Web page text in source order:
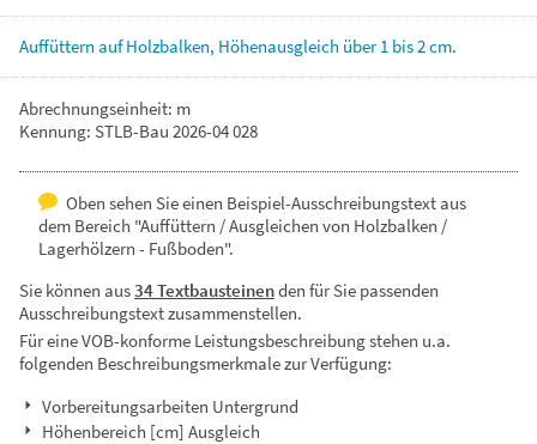
Auffüttern aufHolzbalken, Höhenausgleich über1 bis2cm.
Abrechnungseinheit: m
Kennung: STLB-Bau 2026-04 028
Oben sehen Sie einen Beispiel-Ausschreibungstext aus
dem Bereich "Auffüttern / Ausgleichen von Holzbalken /
Lagerhölzern - Fußboden".
Sie können aus34 Textbausteinenden für Sie passenden
Ausschreibungstext zusammenstellen.
Für eine VOB-konforme Leistungsbeschreibung stehen u.a.
folgenden Beschreibungsmerkmale zur Verfügung:
Vorbereitungsarbeiten Untergrund
Höhenbereich [cm] Ausgleich